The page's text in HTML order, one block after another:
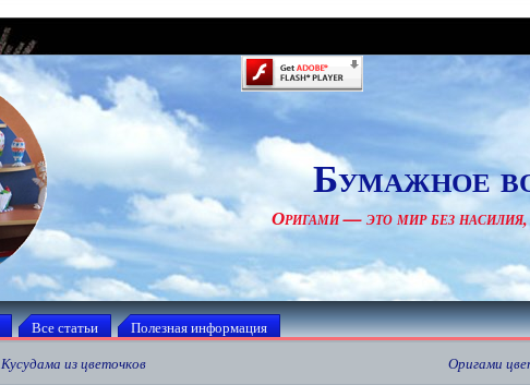
Бумажное
Оригами — это мир без насилия,
Все статьи Полезная информация
Кусудама из цветочков Оригами